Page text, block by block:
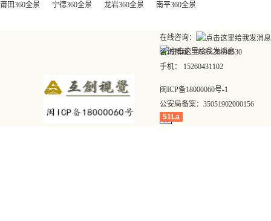
莆田360全景
宁德360全景 龙岩360全景 南平360全景
在线咨询：
咨询热线：0595-28898530
手机： 15260431102
闽ICP备18000060号-1
公安局备案： 35051902000156
51La